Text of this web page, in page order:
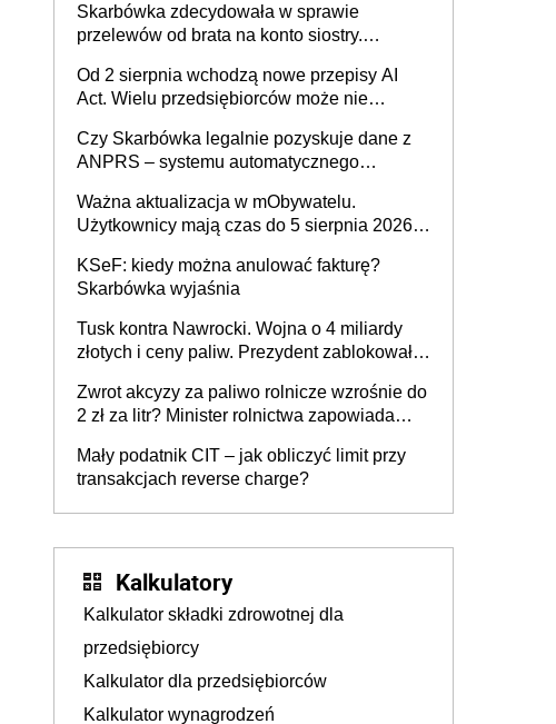
Skarbówka zdecydowała w sprawie
przelewów od brata na konto siostry.
darowizna, ale podatku jednak nie będzie
Od 2 sierpnia wchodzą nowe przepisy AI
Act. Wielu przedsiębiorców może nie
Czy Skarbówka legalnie pozyskuje dane z
ANPRS – systemu automatycznego
pojazdów z kamer drogowych?
Ważna aktualizacja w mObywatelu.
Użytkownicy mają czas do 5 sierpnia 2026
KSeF: kiedy można anulować fakturę?
Skarbówka wyjaśnia
Tusk kontra Nawrocki. Wojna o 4 miliardy
złotych i ceny paliw. Prezydent zablokował
wymierzonym we wszystkich polskich
kierowców”
Zwrot akcyzy za paliwo rolnicze wzrośnie do
2 zł za litr? Minister rolnictwa zapowiada
Mały podatnik CIT – jak obliczyć limit przy
transakcjach reverse charge?
Kalkulatory
Kalkulator składki zdrowotnej dla
przedsiębiorcy
Kalkulator dla przedsiębiorców
Kalkulator wynagrodzeń